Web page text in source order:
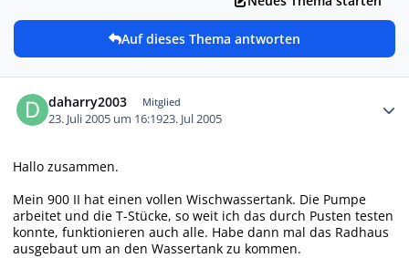
Auf dieses Thema antworten
daharry2003 Mitglied
23. Juli 2005 um 16:1923. Jul 2005
Hallo zusammen.
Mein 900 II hat einen vollen Wischwassertank. Die Pumpe
arbeitet und die T-Stücke, so weit ich das durch Pusten testen
konnte, funktionieren auch alle. Habe dann mal das Radhaus
ausgebaut um an den Wassertank zu kommen.